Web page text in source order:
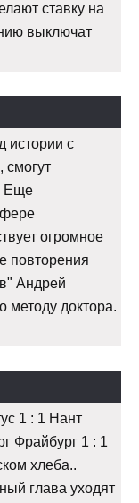
ставку на
выключат
истории с
смогут
Еще
огромное
повторения
Андрей
методу доктора.
1 : 1 Нант
Фрайбург 1 : 1
хлеба..
глава уходят